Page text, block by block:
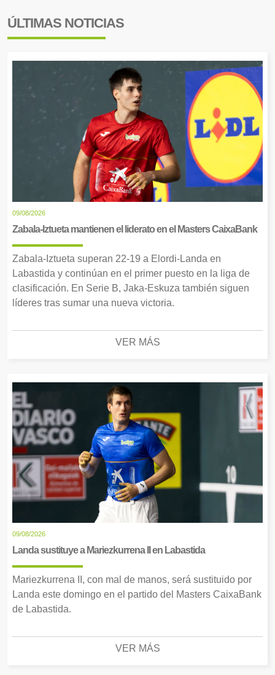
ÚLTIMAS NOTICIAS
09/08/2026
Zabala-Iztueta mantienen el liderato en el Masters CaixaBank
Zabala-Iztueta superan 22-19 a Elordi-Landa en
Labastida y continúan en el primer puesto en la liga de
clasificación. En Serie B, Jaka-Eskuza también siguen
líderes tras sumar una nueva victoria.
VER MÁS
09/08/2026
Landa sustituye a Mariezkurrena II en Labastida
Mariezkurrena II, con mal de manos, será sustituido por
Landa este domingo en el partido del Masters CaixaBank
de Labastida.
VER MÁS